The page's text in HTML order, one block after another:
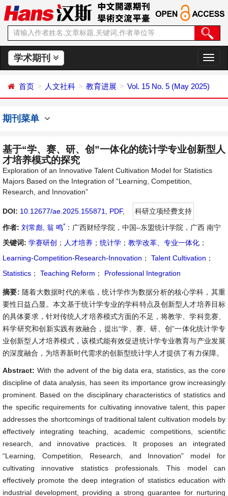
学术期刊
切
换
航
首页 人文社科 教育进展 Vol. 15 No. 5 (May 2025)
期刊菜单
基于“学、赛、研、创”一体化的统计学专业创新型人
才培养模式的探究
Exploration of an Innovative Talent Cultivation Model for Statistics
Majors Based on the Integration of “Learning, Competition,
Research, and Innovation”
DOI: 10.12677/ae.2025.155871 PDF,
科研立项经费支持
作者: 刘常彪 翁 鸣* ：广西财经学院，中国–东盟统计学院，广西 南宁
关键词: 学赛研创 ； 人才培养 ； 统计学 ； 教学改革、专业一体化 ；
Learning-Competition-Research-Innovation ； Talent Cultivation ；
Statistics ； Teaching Reform ； Professional Integration
摘要: 随着大数据时代的来临，统计学作为数据分析的核心学科，其重
要性日益凸显。本文基于统计学专业的学科特点及创新型人才培养目标
的具体要求，针对传统人才培养模式方面的不足，将教学、学科竞赛、
科学研究和创新实践有效融合，提出“学、赛、研、创”一体化统计学专
业创新型人才培养模式，该模式能有效促进统计学专业教育与产业发展
的深度融合，为培养新时代需求的创新型统计学人才提供了有力保障。
Abstract: With the advent of the big data era, statistics, as the core
discipline of data analysis, has seen its importance grow increasingly
prominent. Based on the disciplinary characteristics of statistics and
the specific requirements for cultivating innovative talent, this paper
addresses the shortcomings of traditional talent cultivation models by
effectively integrating teaching, academic competitions, scientific
research, and innovative practices. It proposes an integrated
“Learning, Competition, Research, and Innovation” model for
cultivating innovative statistics professionals. This model can
effectively promote the deep integration of statistics education with
industrial development, providing a strong guarantee for nurturing